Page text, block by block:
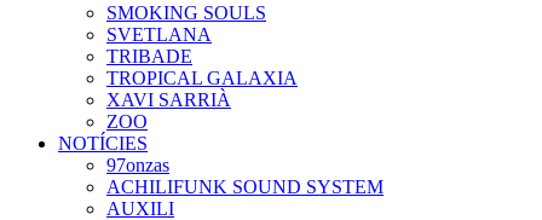
SMOKING SOULS
SVETLANA
TRIBADE
TROPICAL GALAXIA
XAVI SARRIÀ
ZOO
NOTÍCIES
97onzas
ACHILIFUNK SOUND SYSTEM
AUXILI